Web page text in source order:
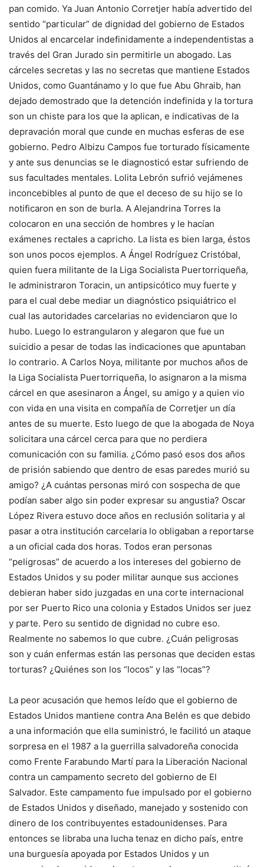
pan comido. Ya Juan Antonio Corretjer había advertido del
sentido “particular” de dignidad del gobierno de Estados
Unidos al encarcelar indefinidamente a independentistas a
través del Gran Jurado sin permitirle un abogado. Las
cárceles secretas y las no secretas que mantiene Estados
Unidos, como Guantánamo y lo que fue Abu Ghraib, han
dejado demostrado que la detención indefinida y la tortura
son un chiste para los que la aplican, e indicativas de la
depravación moral que cunde en muchas esferas de ese
gobierno. Pedro Albizu Campos fue torturado físicamente
y ante sus denuncias se le diagnosticó estar sufriendo de
sus facultades mentales. Lolita Lebrón sufrió vejámenes
inconcebibles al punto de que el deceso de su hijo se lo
notificaron en son de burla. A Alejandrina Torres la
colocaron en una sección de hombres y le hacían
exámenes rectales a capricho. La lista es bien larga, éstos
son unos pocos ejemplos. A Ángel Rodríguez Cristóbal,
quien fuera militante de la Liga Socialista Puertorriqueña,
le administraron Toracin, un antipsicótico muy fuerte y
para el cual debe mediar un diagnóstico psiquiátrico el
cual las autoridades carcelarias no evidenciaron que lo
hubo. Luego lo estrangularon y alegaron que fue un
suicidio a pesar de todas las indicaciones que apuntaban
lo contrario. A Carlos Noya, militante por muchos años de
la Liga Socialista Puertorriqueña, lo asignaron a la misma
cárcel en que asesinaron a Ángel, su amigo y a quien vio
con vida en una visita en compañía de Corretjer un día
antes de su muerte. Esto luego de que la abogada de Noya
solicitara una cárcel cerca para que no perdiera
comunicación con su familia. ¿Cómo pasó esos dos años
de prisión sabiendo que dentro de esas paredes murió su
amigo? ¿A cuántas personas miró con sospecha de que
podían saber algo sin poder expresar su angustia? Oscar
López Rivera estuvo doce años en reclusión solitaria y al
pasar a otra institución carcelaria lo obligaban a reportarse
a un oficial cada dos horas. Todos eran personas
“peligrosas” de acuerdo a los intereses del gobierno de
Estados Unidos y su poder militar aunque sus acciones
debieran haber sido juzgadas en una corte internacional
por ser Puerto Rico una colonia y Estados Unidos ser juez
y parte. Pero su sentido de dignidad no cubre eso.
Realmente no sabemos lo que cubre. ¿Cuán peligrosas
son y cuán enfermas están las personas que deciden estas
torturas? ¿Quiénes son los “locos” y las “locas”?
La peor acusación que hemos leído que el gobierno de
Estados Unidos mantiene contra Ana Belén es que debido
a una información que ella suministró, le facilitó un ataque
sorpresa en el 1987 a la guerrilla salvadoreña conocida
como Frente Farabundo Martí para la Liberación Nacional
contra un campamento secreto del gobierno de El
Salvador. Este campamento fue impulsado por el gobierno
de Estados Unidos y diseñado, manejado y sostenido con
dinero de los contribuyentes estadounidenses. Para
entonces se libraba una lucha tenaz en dicho país, entre
una burguesía apoyada por Estados Unidos y un